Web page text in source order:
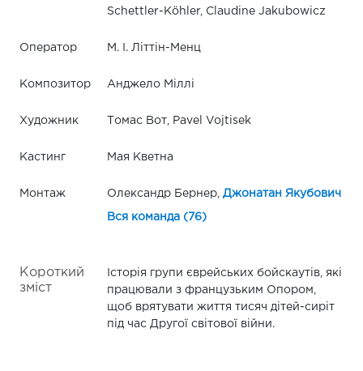
Schettler-Köhler, Claudine Jakubowicz
Оператор М. І. Літтін-Менц
Композитор Анджело Міллі
Художник Томас Вот, Pavel Vojtisek
Кастинг Мая Кветна
Монтаж Олександр Бернер, Джонатан Якубович
Вся команда (76)
Короткий
зміст
Історія групи єврейських бойскаутів, які
працювали з французьким Опором,
щоб врятувати життя тисяч дітей-сиріт
під час Другої світової війни.